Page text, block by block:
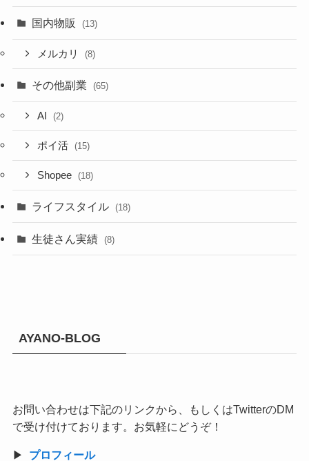
国内物販 (13)
メルカリ (8)
その他副業 (65)
AI (2)
ポイ活 (15)
Shopee (18)
ライフスタイル (18)
生徒さん実績 (8)
AYANO-BLOG
お問い合わせは下記のリンクから、もしくはTwitterのDM
で受け付けております。お気軽にどうぞ！
▶︎ プロフィール